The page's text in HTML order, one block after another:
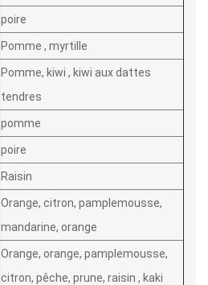
poire
Pomme , myrtille
Pomme, kiwi , kiwi aux dattes
tendres
pomme
poire
Raisin
Orange, citron, pamplemousse,
mandarine, orange
Orange, orange, pamplemousse,
citron, pêche, prune, raisin , kaki